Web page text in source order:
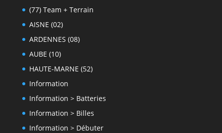
(77) Team + Terrain
AISNE (02)
ARDENNES (08)
AUBE (10)
HAUTE-MARNE (52)
Information
Information > Batteries
Information > Billes
Information > Débuter